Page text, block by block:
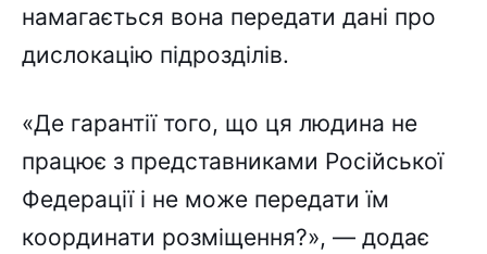
намагається вона передати дані про
дислокацію підрозділів.
«Де гарантії того, що ця людина не
працює з представниками Російської
Федерації і не може передати їм
координати розміщення?», — додає